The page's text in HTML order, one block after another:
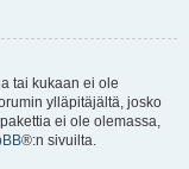
tai kukaan ei ole
ylläpitäjältä, josko
ei ole olemassa,
®:n sivuilta.